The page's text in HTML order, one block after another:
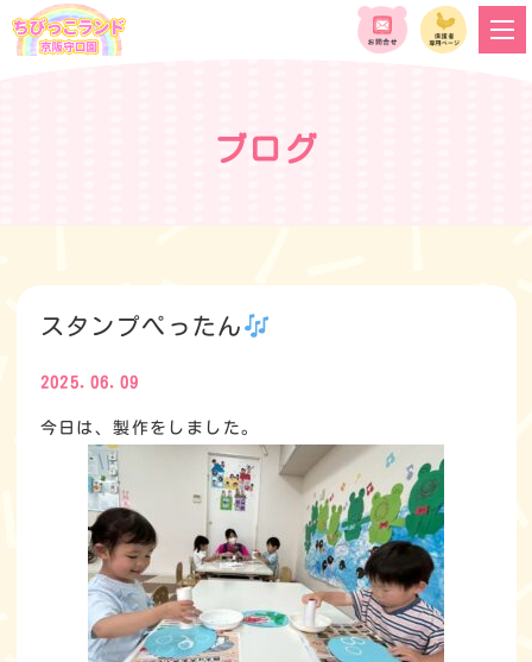
ブログ
スタンプぺったん
2025.06.09
今日は、製作をしました。